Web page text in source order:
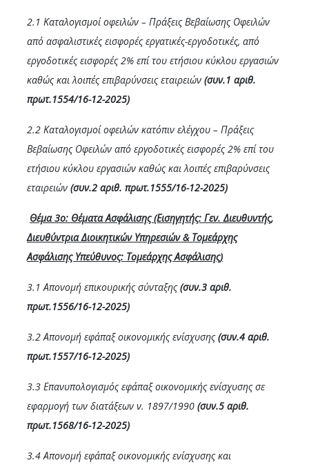
2.1 Καταλογισμοί οφειλών – Πράξεις Βεβαίωσης Οφειλών
από ασφαλιστικές εισφορές εργατικές-εργοδοτικές, από
εργοδοτικές εισφορές 2% επί του ετήσιου κύκλου εργασιών
καθώς και λοιπές επιβαρύνσεις εταιρειών (συν.1 αριθ.
πρωτ.1554/16-12-2025)
2.2 Καταλογισμοί οφειλών κατόπιν ελέγχου – Πράξεις
Βεβαίωσης Οφειλών από εργοδοτικές εισφορές 2% επί του
ετήσιου κύκλου εργασιών καθώς και λοιπές επιβαρύνσεις
εταιρειών (συν.2 αριθ. πρωτ.1555/16-12-2025)
Θέμα 3ο: ΘέματαΑσφάλισης (Εισηγητής: Γεν. Διευθυντής,
Διευθύντρια Διοικητικών Υπηρεσιών & Τομεάρχης
Ασφάλισης Υπεύθυνος: Τομεάρχης Ασφάλισης)
3.1 Απονομή επικουρικής σύνταξης(συν.3 αριθ.
πρωτ.1556/16-12-2025)
3.2 Απονομή εφάπαξ οικονομικής ενίσχυσης(συν.4 αριθ.
πρωτ.1557/16-12-2025)
3.3 Επανυπολογισμός εφάπαξ οικονομικής ενίσχυσης σε
εφαρμογή των διατάξεων ν. 1897/1990 (συν.5 αριθ.
πρωτ.1568/16-12-2025)
3.4 Απονομή εφάπαξ οικονομικής ενίσχυσης και